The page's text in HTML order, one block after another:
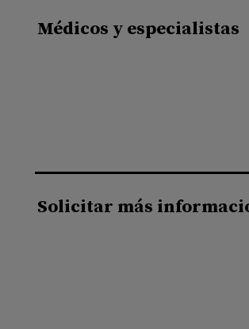
Médicos y especialistas
Solicitar más